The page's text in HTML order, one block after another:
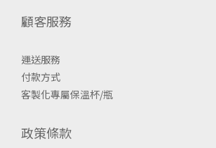
顧客服務
運送服務
付款方式
客製化專屬保溫杯/瓶
政策條款